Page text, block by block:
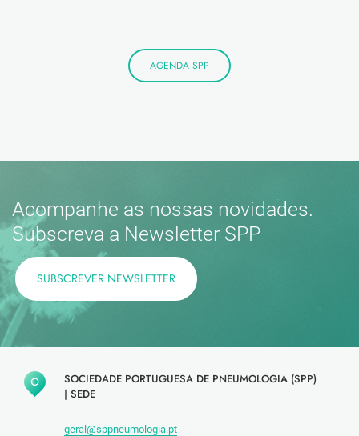
AGENDA SPP
Acompanhe as nossas novidades.
Subscreva a Newsletter SPP
SUBSCREVER NEWSLETTER
SOCIEDADE PORTUGUESA DE PNEUMOLOGIA (SPP)
| SEDE
geral@sppneumologia.pt